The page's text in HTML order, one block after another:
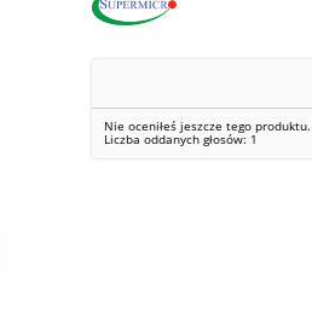
Nie oceniłeś jeszcze tego produktu.
Liczba oddanych głosów: 1